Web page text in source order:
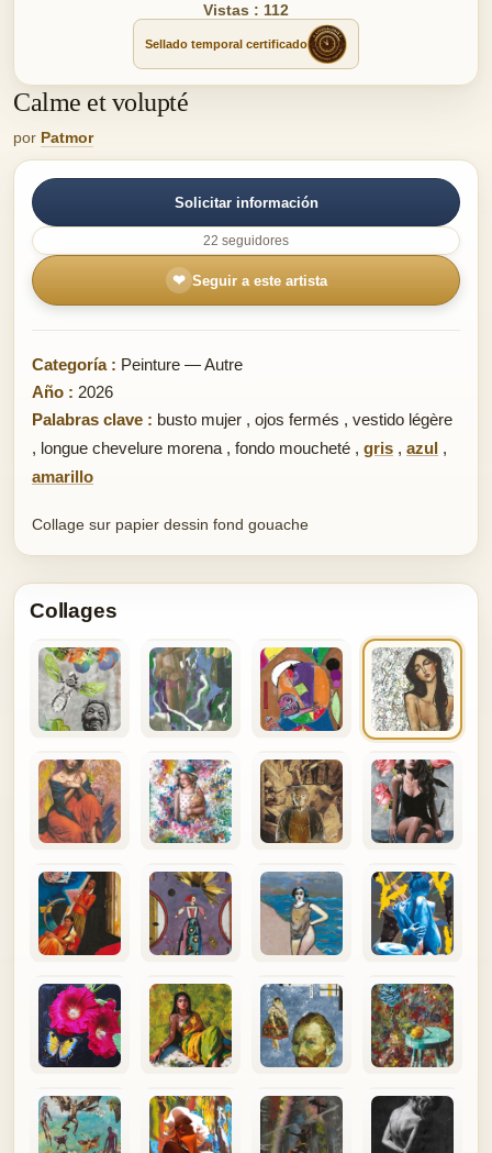
Vistas : 112
Sellado temporal certificado
Calme et volupté
por Patmor
Solicitar información
22 seguidores
❤ Seguir a este artista
Categoría : Peinture — Autre
Año : 2026
Palabras clave : busto mujer , ojos fermés , vestido légère
, longue chevelure morena , fondo moucheté , gris , azul ,
amarillo
Collage sur papier dessin fond gouache
Collages